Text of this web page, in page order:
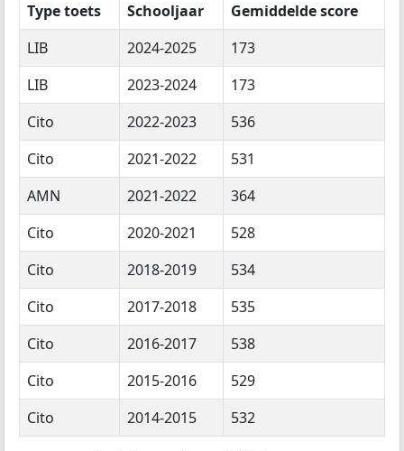
Type toets
Schooljaar
Gemiddelde score
LIB
2024-2025
173
LIB
2023-2024
173
Cito
2022-2023
536
Cito
2021-2022
531
AMN
2021-2022
364
Cito
2020-2021
528
Cito
2018-2019
534
Cito
2017-2018
535
Cito
2016-2017
538
Cito
2015-2016
529
Cito
2014-2015 532